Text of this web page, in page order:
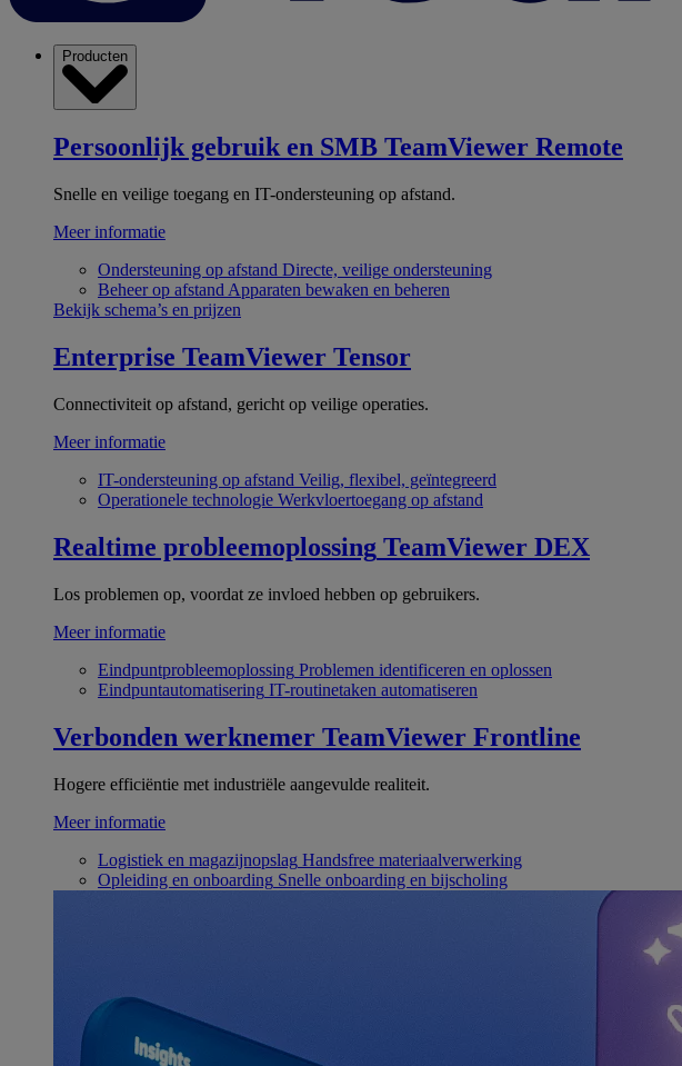
Producten
Persoonlijk gebruik en SMB TeamViewer Remote
Snelle en veilige toegang en IT-ondersteuning op afstand.
Meer informatie
Ondersteuning op afstand Directe, veilige ondersteuning
Beheer op afstand Apparaten bewaken en beheren
Bekijk schema’s en prijzen
Enterprise TeamViewer Tensor
Connectiviteit op afstand, gericht op veilige operaties.
Meer informatie
IT-ondersteuning op afstand Veilig, flexibel, geïntegreerd
Operationele technologie Werkvloertoegang op afstand
Realtime probleemoplossing TeamViewer DEX
Los problemen op, voordat ze invloed hebben op gebruikers.
Meer informatie
Eindpuntprobleemoplossing Problemen identificeren en oplossen
Eindpuntautomatisering IT-routinetaken automatiseren
Verbonden werknemer TeamViewer Frontline
Hogere efficiëntie met industriële aangevulde realiteit.
Meer informatie
Logistiek en magazijnopslag Handsfree materiaalverwerking
Opleiding en onboarding Snelle onboarding en bijscholing